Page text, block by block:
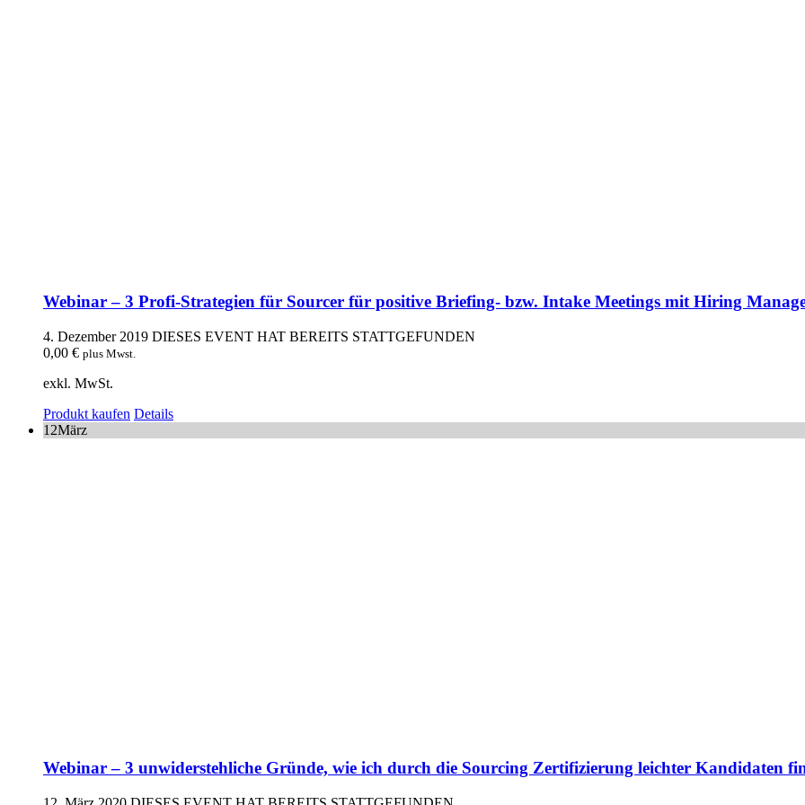
Webinar – 3 Profi-Strategien für Sourcer für positive Briefing- bzw. Intake Meetings mit Hiring
4. Dezember 2019 DIESES EVENT HAT BEREITS STATTGEFUNDEN
0,00 € plus Mwst.
exkl. MwSt.
Produkt kaufen Details
12März
Webinar – 3 unwiderstehliche Gründe, wie ich durch die Sourcing Zertifizierung leichter Kandidaten